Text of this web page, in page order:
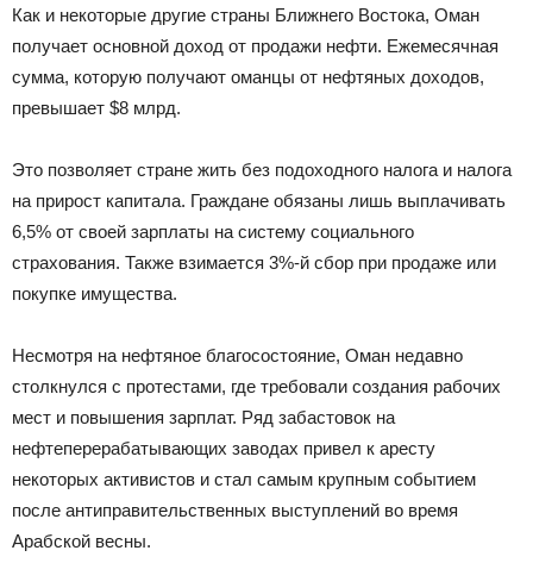
Как и некоторые другие страны Ближнего Востока, Оман
получает основной доход от продажи нефти. Ежемесячная
сумма, которую получают оманцы от нефтяных доходов,
превышает $8 млрд.
Это позволяет стране жить без подоходного налога и налога
на прирост капитала. Граждане обязаны лишь выплачивать
6,5% от своей зарплаты на систему социального
страхования. Также взимается 3%-й сбор при продаже или
покупке имущества.
Несмотря на нефтяное благосостояние, Оман недавно
столкнулся с протестами, где требовали создания рабочих
мест и повышения зарплат. Ряд забастовок на
нефтеперерабатывающих заводах привел к аресту
некоторых активистов и стал самым крупным событием
после антиправительственных выступлений во время
Арабской весны.